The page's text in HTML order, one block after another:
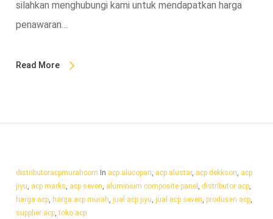
silahkan menghubungi kami untuk mendapatkan harga
penawaran…
Read More
distributoracpmurahcom In acp alucopan, acp alustar, acp dekkson, acp
jiyu, acp marks, acp seven, aluminium composite panel , distributor acp,
harga acp, harga acp murah, jual acp jiyu, jual acp seven, produsen acp,
supplier acp,toko acp